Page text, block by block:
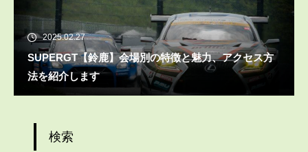
2025.02.27
SUPERGT【鈴鹿】会場別の特徴と魅力、アクセス方
法を紹介します
検索